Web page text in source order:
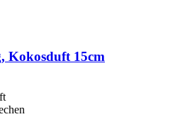
Kokosduft 15cm